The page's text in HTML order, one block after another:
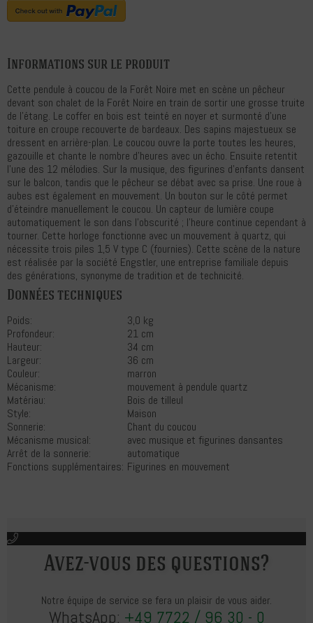
Informations sur le produit
Cette pendule à coucou de la Forêt Noire met en scène un pêcheur
devant son chalet de la Forêt Noire en train de sortir une grosse truite
de l'étang. Le coffer en bois est teinté en noyer et surmonté d'une
toiture en croupe recouverte de bardeaux. Des sapins majestueux se
dressent en arrière-plan. Le coucou ouvre la porte toutes les heures,
gazouille et chante le nombre d’heures avec un écho. Ensuite retentit
l'une des 12 mélodies. Sur la musique, des figurines d'enfants dansent
sur le balcon, tandis que le pêcheur se débat avec sa prise. Une roue à
aubes est également en mouvement. Un bouton sur le côté permet
d'éteindre manuellement le coucou. Un capteur de lumière coupe
automatiquement le son dans l'obscurité ; l'heure continue cependant à
tourner. Cette horloge fonctionne avec un mouvement à quartz, qui
nécessite trois piles 1,5 V type C (fournies). Cette scène de la nature
est réalisée par la société Engstler, une entreprise familiale depuis
des générations, synonyme de tradition et de technicité.
Données techniques
Poids:
3,0 kg
Profondeur:
21 cm
Hauteur:
34 cm
Largeur:
36 cm
Couleur:
marron
Mécanisme:
mouvement à pendule quartz
Matériau:
Bois de tilleul
Style:
Maison
Sonnerie:
Chant du coucou
Mécanisme musical:
avec musique et figurines dansantes
Arrêt de la sonnerie:
automatique
Fonctions supplémentaires: Figurines en mouvement
Avez-vous des questions?
Notre équipe de service se fera un plaisir de vous aider.
WhatsApp: +49 7722 / 96 30 - 0